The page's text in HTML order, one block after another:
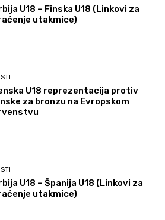
U18 – Finska U18 (Linkovi za
utakmice)
U18 reprezentacija protiv
za bronzu na Evropskom
U18 – Španija U18 (Linkovi za
utakmice)